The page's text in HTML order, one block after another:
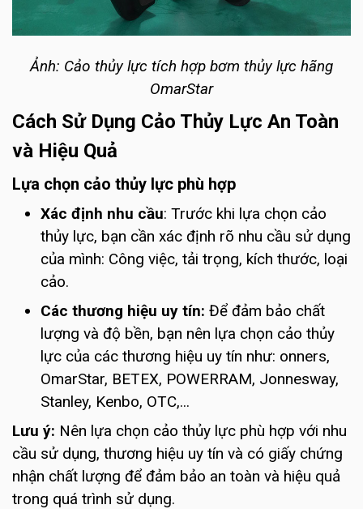
Ảnh: Cảo thủy lực tích hợp bơm thủy lực hãng
OmarStar
Cách Sử Dụng Cảo Thủy Lực An Toàn
và Hiệu Quả
Lựa chọn cảo thủy lực phù hợp
Xác định nhu cầu: Trước khi lựa chọn cảo
thủy lực, bạn cần xác định rõ nhu cầu sử dụng
của mình: Công việc, tải trọng, kích thước, loại
cảo.
Các thương hiệu uy tín: Để đảm bảo chất
lượng và độ bền, bạn nên lựa chọn cảo thủy
lực của các thương hiệu uy tín như: onners,
OmarStar, BETEX, POWERRAM, Jonnesway,
Stanley, Kenbo, OTC,...
Lưu ý: Nên lựa chọn cảo thủy lực phù hợp với nhu
cầu sử dụng, thương hiệu uy tín và có giấy chứng
nhận chất lượng để đảm bảo an toàn và hiệu quả
trong quá trình sử dụng.